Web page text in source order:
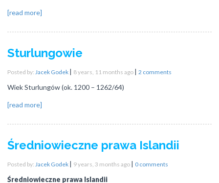
[read more]
Sturlungowie
Posted by: Jacek Godek | 8 years, 11 months ago | 2 comments
Wiek Sturlungów (ok. 1200 – 1262/64)
[read more]
Średniowieczne prawa Islandii
Posted by: Jacek Godek | 9 years, 3 months ago | 0 comments
Średniowieczne prawa Islandii